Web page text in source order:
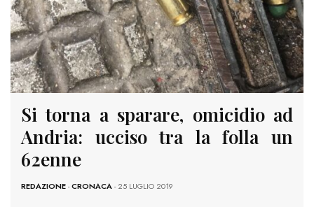
Si torna a sparare, omicidio ad
Andria: ucciso tra la folla un
62enne
REDAZIONE-CRONACA- 25 LUGLIO 2019